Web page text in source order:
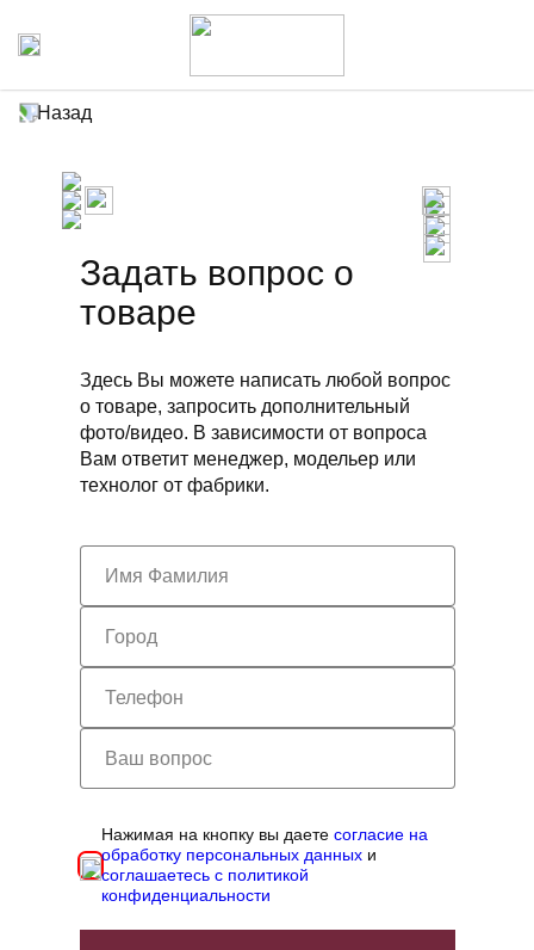
Назад
Задать вопрос о
товаре
Здесь Вы можете написать любой вопрос
о товаре, запросить дополнительный
фото/видео. В зависимости от вопроса
Вам ответит менеджер, модельер или
технолог от фабрики.
Нажимая на кнопку вы даетесогласие на
обработку персональных данных и
соглашаетесь с политикой
конфиденциальности